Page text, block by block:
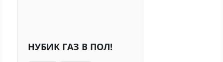
НУБИК ГАЗ В ПОЛ!